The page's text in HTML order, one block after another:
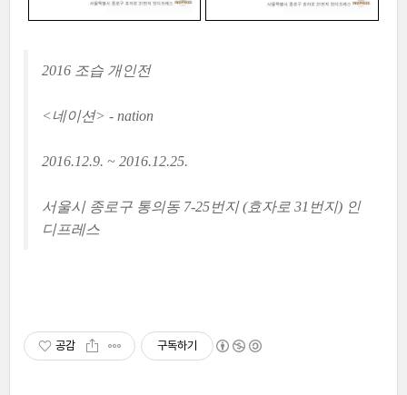
2016 조습 개인전
<네이션> - nation
2016.12.9. ~ 2016.12.25.
서울시 종로구 통의동 7-25번지 (효자로 31번지) 인
디프레스
공감 구독하기